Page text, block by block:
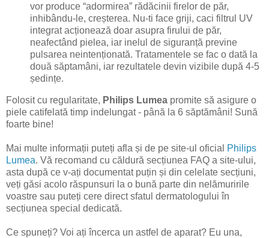
vor produce “adormirea” rădăcinii firelor de păr,
inhibându-le, creșterea. Nu-ti face griji, caci filtrul UV
integrat acționează doar asupra firului de păr,
neafectând pielea, iar inelul de siguranță previne
pulsarea neintenționată. Tratamentele se fac o dată la
două săptamâni, iar rezultatele devin vizibile după 4-5
ședințe.
Folosit cu regularitate, Philips Lumea promite să asigure o
piele catifelată timp indelungat - până la 6 săptămâni! Sună
foarte bine!
Mai multe informații puteți afla și de pe site-ul oficial
Philips
Lumea. Vă recomand cu căldură secțiunea FAQ a site-ului,
asta după ce v-ați documentat puțin și din celelate secțiuni,
veți găsi acolo răspunsuri la o bună parte din nelămuririle
voastre sau puteți cere direct sfatul dermatologului în
secțiunea special dedicată.
Ce spuneți? Voi ați încerca un astfel de aparat? Eu una,